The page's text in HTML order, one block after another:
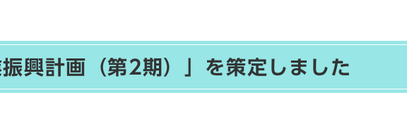
興計画（第2期）」を策定しました